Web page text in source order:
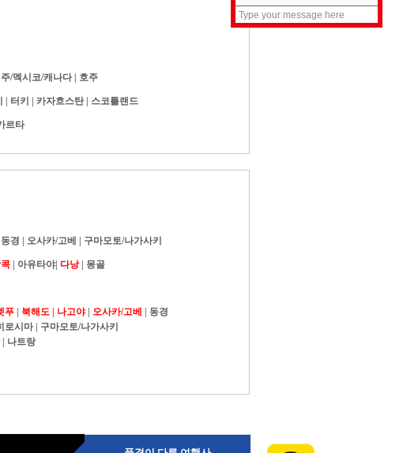
/멕시코/캐나다| 호주
터키 카자흐스탄| 스코틀랜드
르타
동경 오사카/고베 구마모토/나가사키
아유타야| 다낭| 몽골
푸 북해도 | 나고야| 오사카/고베
동경
로시마| 구마모토/나가사키
| 나트랑